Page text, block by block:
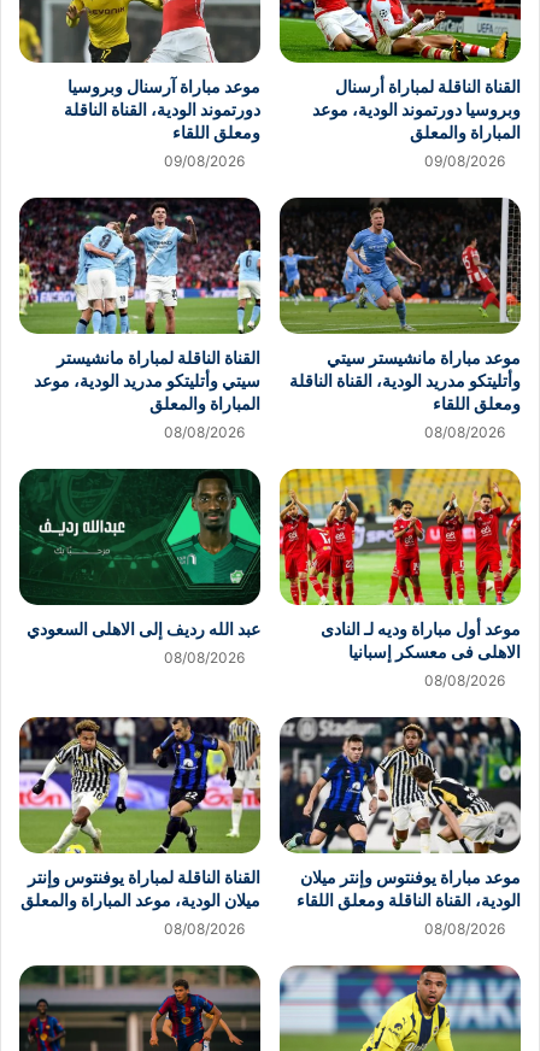
القناة الناقلة لمباراة أرسنال
وبروسيا دورتموند الودية، موعد
المباراة والمعلق
09/08/2026
موعد مباراة آرسنال وبروسيا
دورتموند الودية، القناة الناقلة
ومعلق اللقاء
09/08/2026
موعد مباراة مانشيستر سيتي
وأتليتكو مدريد الودية، القناة الناقلة
ومعلق اللقاء
08/08/2026
القناة الناقلة لمباراة مانشيستر
سيتي وأتليتكو مدريد الودية، موعد
المباراة والمعلق
08/08/2026
موعد أول مباراة وديه لـ النادى
الاهلى فى معسكر إسبانيا
08/08/2026
عبد الله رديف إلى الاهلى السعودي
08/08/2026
موعد مباراة يوفنتوس وإنتر ميلان
الودية، القناة الناقلة ومعلق اللقاء
08/08/2026
القناة الناقلة لمباراة يوفنتوس وإنتر
ميلان الودية، موعد المباراة والمعلق
08/08/2026